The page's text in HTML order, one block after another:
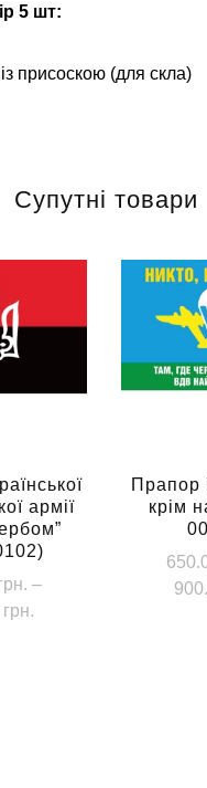
5 шт:
присоскою (для скла)
Супутні товари
армії
–
грн.
Прапор
крім